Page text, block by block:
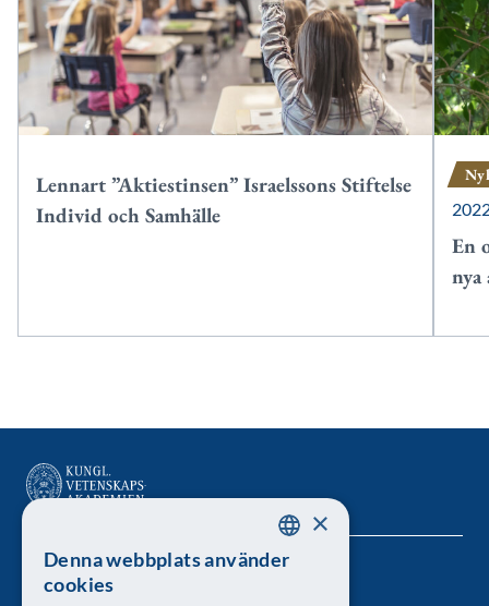
Lennart ”Aktiestinsen” Israelssons Stiftelse
Individ och Samhälle
En
nya
Kungl. Vetenskapsakademien SWEDISH
×
Denna webbplats använder
cookies